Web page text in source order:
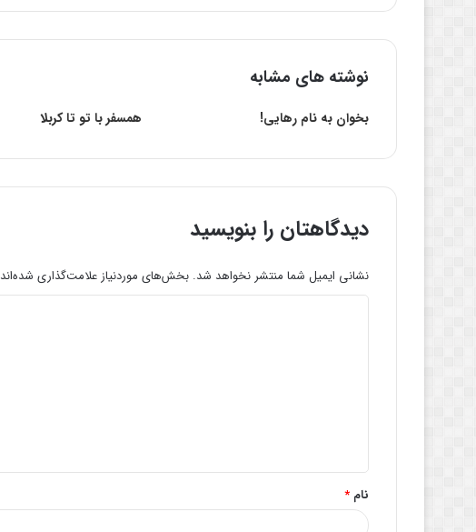
نوشته های مشابه
بخوان به نام رهایی! همسفر با تو تا کربلا
دیدگاهتان را بنویسید
نشانی ایمیل شما منتشر نخواهد شد. بخش‌های موردنیاز علامت‌گذاری شده‌اند
*
نام *